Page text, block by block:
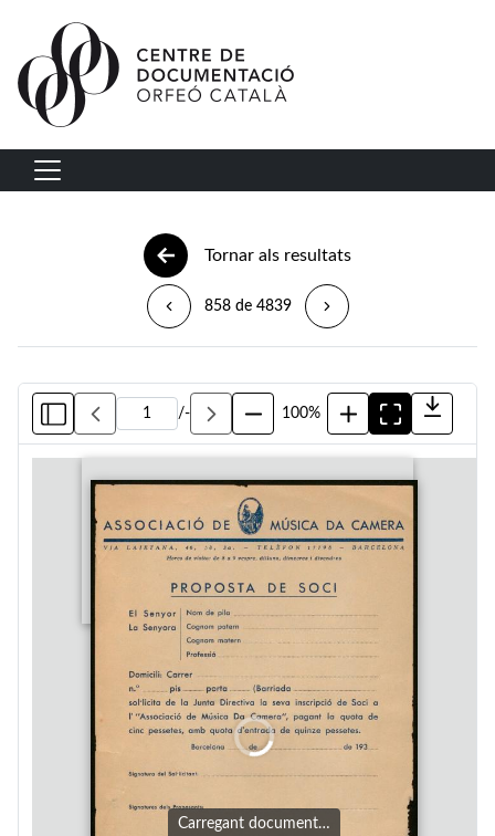
Vés al contingut
Navegació principal
Tornar als resultats
858 de 4839
/- 100%
Carregant document…